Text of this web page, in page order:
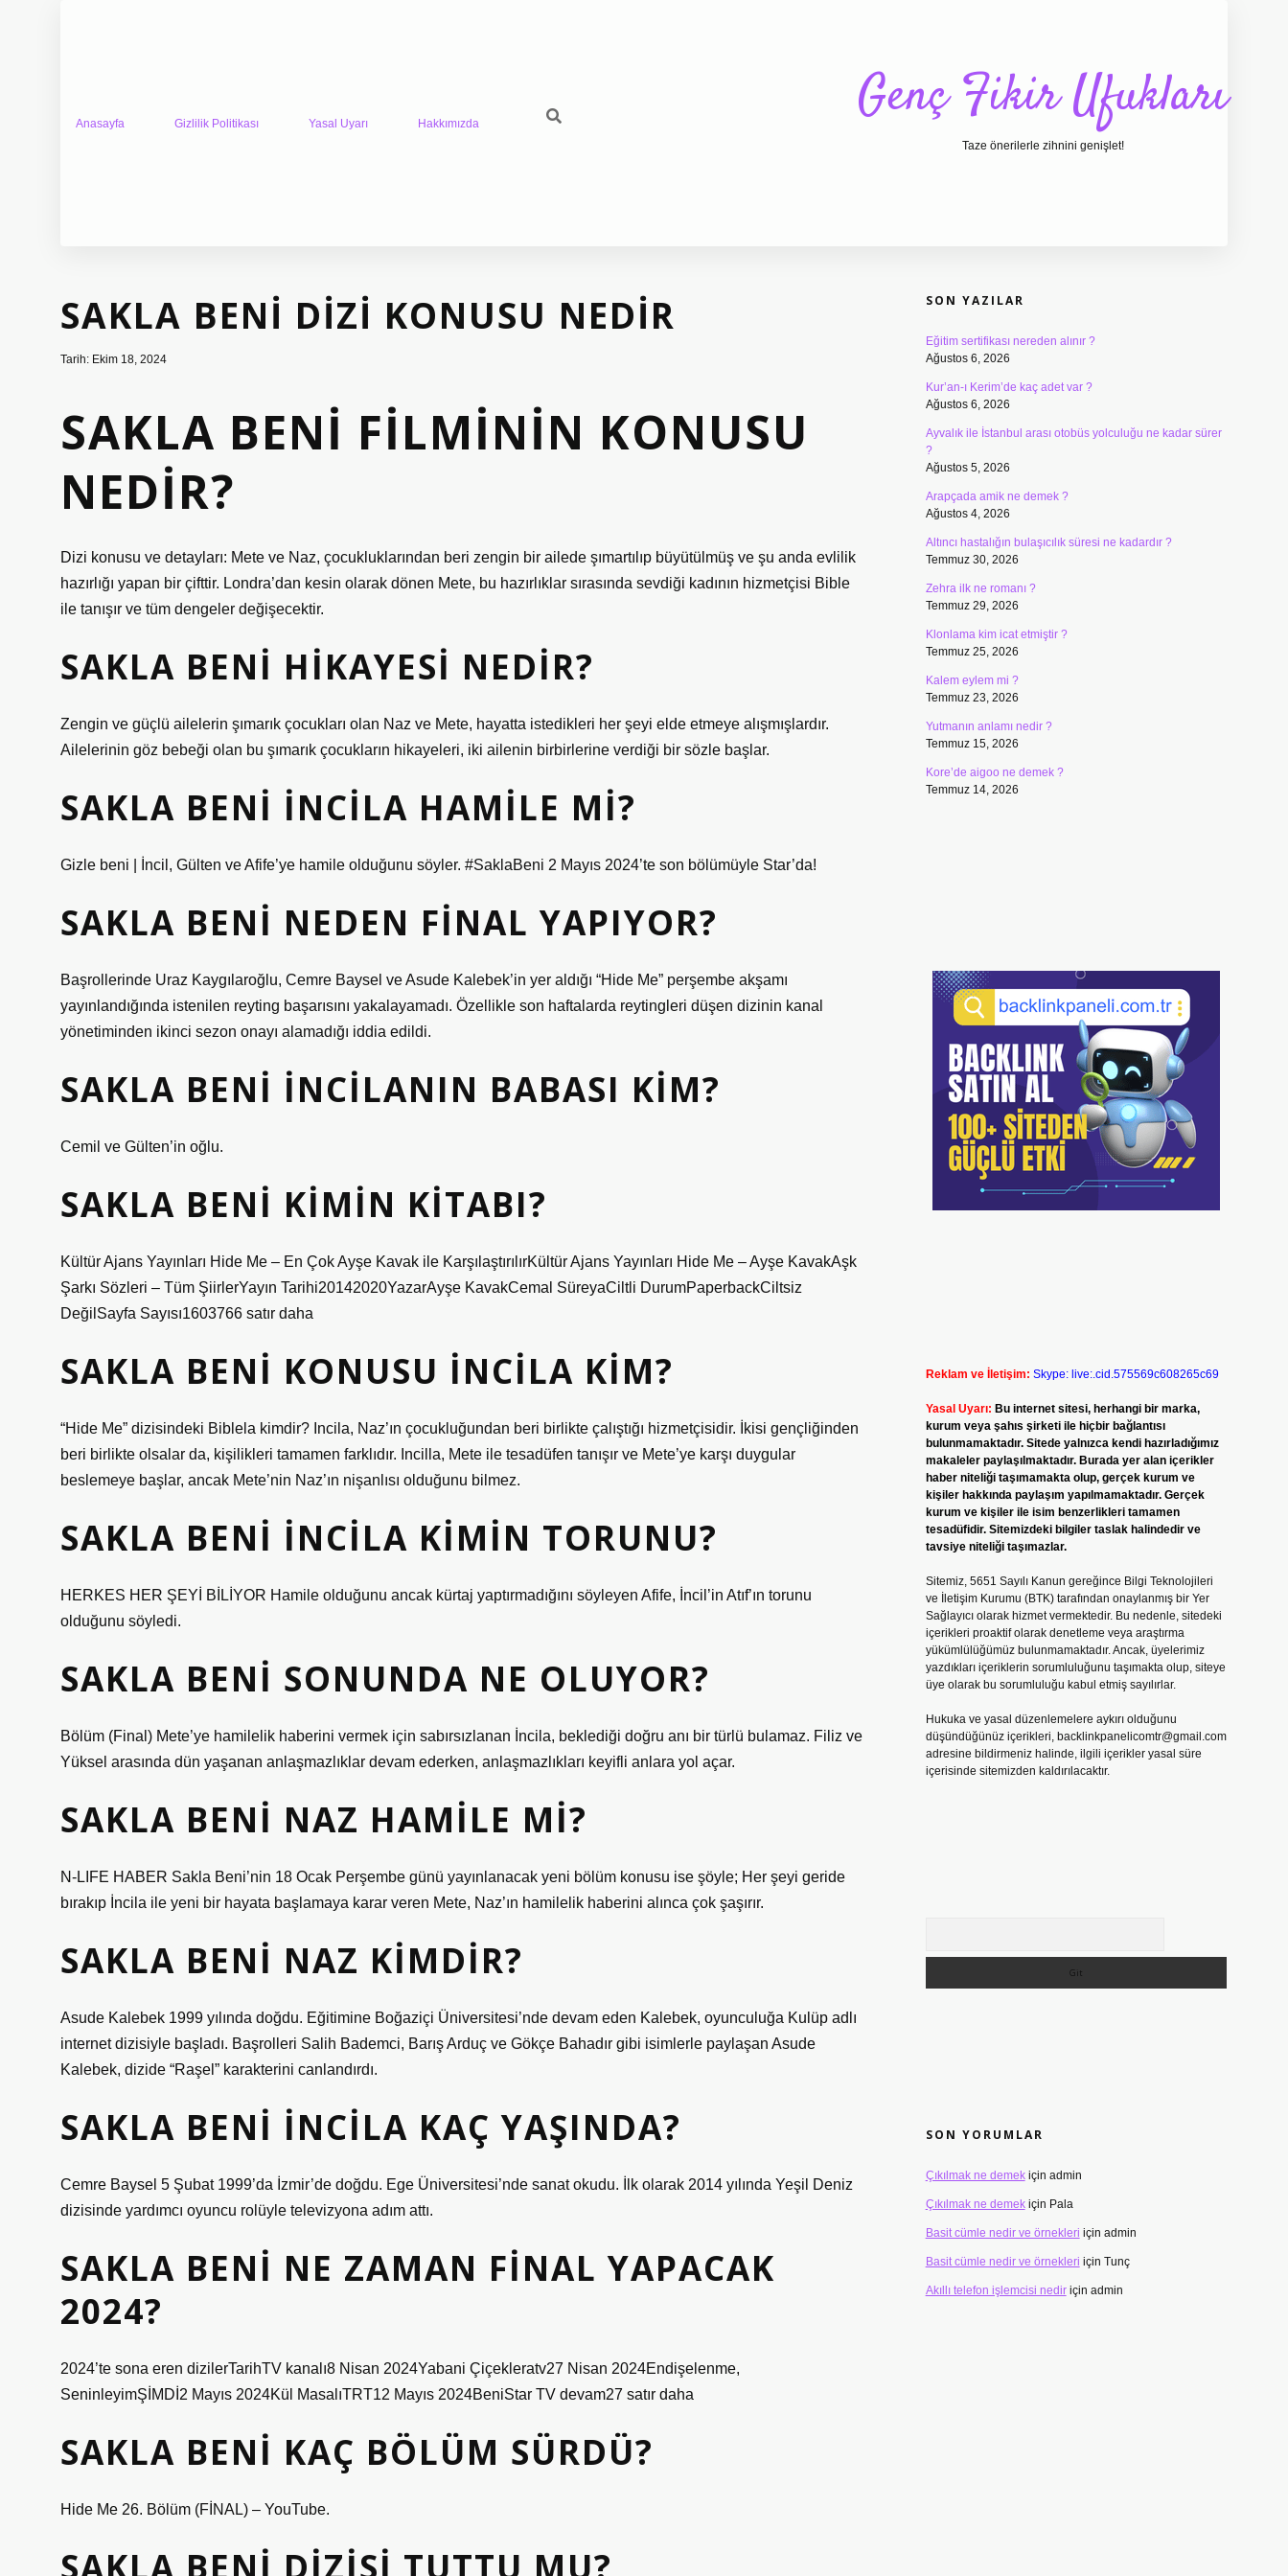
Anasayfa Gizlilik Politikası Yasal Uyarı Hakkımızda Genç Fikir Ufukları
Taze önerilerle zihnini genişlet!
SAKLA BENI DIZI KONUSU NEDIR
Tarih: Ekim 18, 2024
SAKLA BENI FILMININ KONUSU
NEDIR?
Dizi konusu ve detayları: Mete ve Naz, çocukluklarından beri zengin bir ailede şımartılıp büyütülmüş ve şu anda evlilik
hazırlığı yapan bir çifttir. Londra’dan kesin olarak dönen Mete, bu hazırlıklar sırasında sevdiği kadının hizmetçisi Bible
ile tanışır ve tüm dengeler değişecektir.
SAKLA BENI HIKAYESI NEDIR?
Zengin ve güçlü ailelerin şımarık çocukları olan Naz ve Mete, hayatta istedikleri her şeyi elde etmeye alışmışlardır.
Ailelerinin göz bebeği olan bu şımarık çocukların hikayeleri, iki ailenin birbirlerine verdiği bir sözle başlar.
SAKLA BENI İNCILA HAMILE MI?
Gizle beni | İncil, Gülten ve Afife’ye hamile olduğunu söyler. #SaklaBeni 2 Mayıs 2024’te son bölümüyle Star’da!
SAKLA BENI NEDEN FINAL YAPIYOR?
Başrollerinde Uraz Kaygılaroğlu, Cemre Baysel ve Asude Kalebek’in yer aldığı “Hide Me” perşembe akşamı
yayınlandığında istenilen reyting başarısını yakalayamadı. Özellikle son haftalarda reytingleri düşen dizinin kanal
yönetiminden ikinci sezon onayı alamadığı iddia edildi.
SAKLA BENI İNCILANIN BABASI KIM?
Cemil ve Gülten’in oğlu.
SAKLA BENI KIMIN KITABI?
Kültür Ajans Yayınları Hide Me – En Çok Ayşe Kavak ile KarşılaştırılırKültür Ajans Yayınları Hide Me – Ayşe KavakAşk
Şarkı Sözleri – Tüm ŞiirlerYayın Tarihi20142020YazarAyşe KavakCemal SüreyaCiltli DurumPaperbackCiltsiz
DeğilSayfa Sayısı1603766 satır daha
SAKLA BENI KONUSU İNCILA KIM?
“Hide Me” dizisindeki Biblela kimdir? Incila, Naz’ın çocukluğundan beri birlikte çalıştığı hizmetçisidir. İkisi gençliğinden
beri birlikte olsalar da, kişilikleri tamamen farklıdır. Incilla, Mete ile tesadüfen tanışır ve Mete’ye karşı duygular
beslemeye başlar, ancak Mete’nin Naz’ın nişanlısı olduğunu bilmez.
SAKLA BENI İNCILA KIMIN TORUNU?
HERKES HER ŞEYİ BİLİYOR Hamile olduğunu ancak kürtaj yaptırmadığını söyleyen Afife, İncil’in Atıf’ın torunu
olduğunu söyledi.
SAKLA BENI SONUNDA NE OLUYOR?
Bölüm (Final) Mete’ye hamilelik haberini vermek için sabırsızlanan İncila, beklediği doğru anı bir türlü bulamaz. Filiz ve
Yüksel arasında dün yaşanan anlaşmazlıklar devam ederken, anlaşmazlıkları keyifli anlara yol açar.
SAKLA BENI NAZ HAMILE MI?
N-LIFE HABER Sakla Beni’nin 18 Ocak Perşembe günü yayınlanacak yeni bölüm konusu ise şöyle; Her şeyi geride
bırakıp İncila ile yeni bir hayata başlamaya karar veren Mete, Naz’ın hamilelik haberini alınca çok şaşırır.
SAKLA BENI NAZ KIMDIR?
Asude Kalebek 1999 yılında doğdu. Eğitimine Boğaziçi Üniversitesi’nde devam eden Kalebek, oyunculuğa Kulüp adlı
internet dizisiyle başladı. Başrolleri Salih Bademci, Barış Arduç ve Gökçe Bahadır gibi isimlerle paylaşan Asude
Kalebek, dizide “Raşel” karakterini canlandırdı.
SAKLA BENI İNCILA KAÇ YAŞINDA?
Cemre Baysel 5 Şubat 1999’da İzmir’de doğdu. Ege Üniversitesi’nde sanat okudu. İlk olarak 2014 yılında Yeşil Deniz
dizisinde yardımcı oyuncu rolüyle televizyona adım attı.
SAKLA BENI NE ZAMAN FINAL YAPACAK
2024?
2024’te sona eren dizilerTarihTV kanalı8 Nisan 2024Yabani Çiçekleratv27 Nisan 2024Endişelenme,
SeninleyimŞİMDİ2 Mayıs 2024Kül MasalıTRT12 Mayıs 2024BeniStar TV devam27 satır daha
SAKLA BENI KAÇ BÖLÜM SÜRDÜ?
Hide Me 26. Bölüm (FİNAL) – YouTube.
SAKLA BENI DIZISI TUTTU MU?
SON YAZILAR
Eğitim sertifikası nereden alınır ?
Ağustos 6, 2026
Kur’an-ı Kerim’de kaç adet var ?
Ağustos 6, 2026
Ayvalık ile İstanbul arası otobüs yolculuğu ne kadar sürer
?
Ağustos 5, 2026
Arapçada amik ne demek ?
Ağustos 4, 2026
Altıncı hastalığın bulaşıcılık süresi ne kadardır ?
Temmuz 30, 2026
Zehra ilk ne romanı ?
Temmuz 29, 2026
Klonlama kim icat etmiştir ?
Temmuz 25, 2026
Kalem eylem mi ?
Temmuz 23, 2026
Yutmanın anlamı nedir ?
Temmuz 15, 2026
Kore’de aigoo ne demek ?
Temmuz 14, 2026
Reklam ve İletişim: Skype: live:.cid.575569c608265c69
Yasal Uyarı: Bu internet sitesi, herhangi bir marka,
kurum veya şahıs şirketi ile hiçbir bağlantısı
bulunmamaktadır. Sitede yalnızca kendi hazırladığımız
makaleler paylaşılmaktadır. Burada yer alan içerikler
haber niteliği taşımamakta olup, gerçek kurum ve
kişiler hakkında paylaşım yapılmamaktadır. Gerçek
kurum ve kişiler ile isim benzerlikleri tamamen
tesadüfidir. Sitemizdeki bilgiler taslak halindedir ve
tavsiye niteliği taşımazlar.
Sitemiz, 5651 Sayılı Kanun gereğince Bilgi Teknolojileri
ve İletişim Kurumu (BTK) tarafından onaylanmış bir Yer
Sağlayıcı olarak hizmet vermektedir. Bu nedenle, sitedeki
içerikleri proaktif olarak denetleme veya araştırma
yükümlülüğümüz bulunmamaktadır. Ancak, üyelerimiz
yazdıkları içeriklerin sorumluluğunu taşımakta olup, siteye
üye olarak bu sorumluluğu kabul etmiş sayılırlar.
Hukuka ve yasal düzenlemelere aykırı olduğunu
düşündüğünüz içerikleri, backlinkpanelicomtr@gmail.com
adresine bildirmeniz halinde, ilgili içerikler yasal süre
içerisinde sitemizden kaldırılacaktır.
SON YORUMLAR
Çıkılmak ne demekiçin admin
Çıkılmak ne demekiçin Pala
Basit cümle nedir ve örnekleri için admin
Basit cümle nedir ve örnekleri için Tunç
Akıllı telefon işlemcisi nediriçin admin